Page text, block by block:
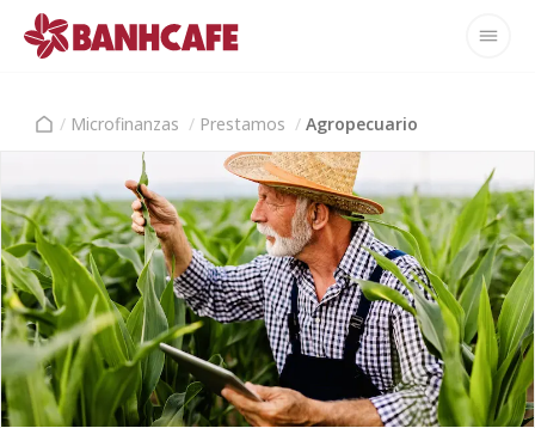
/ Microfinanzas / Prestamos / Agropecuario